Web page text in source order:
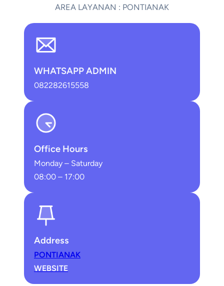
AREA LAYANAN : PONTIANAK
WHATSAPP ADMIN
082282615558
Office Hours
Monday – Saturday
08:00 – 17:00
Address
PONTIANAK
WEBSITE